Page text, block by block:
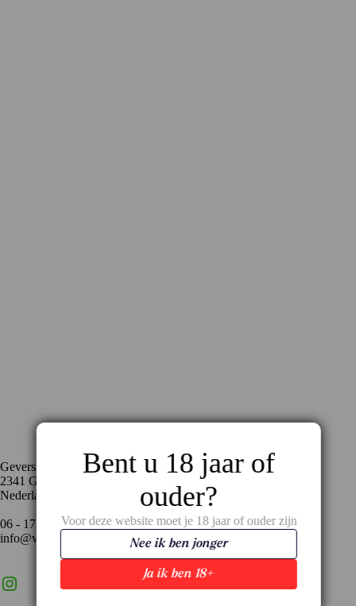
Geversstraat 35
2341 GA Oegstgeest
Nederland
06 - 17 59 02 94
info@vinopronto.nl
InstagramLinkedIn
Bent u 18 jaar of
ouder?
Voor deze website moet je 18 jaar of ouder zijn
Ja ik ben 18+
Nee ik ben jonger